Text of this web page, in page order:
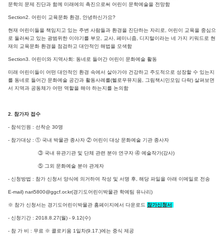
문학의 문제 진단과 함께 미래에의 촉진으로써 어린이 문학예술을 전망함
Section2. 어린이 교육문화 환경, 안녕하신가요?
현재 어린이들을 책임지고 있는 주변 사람들과 환경을 진단하는 자리로, 어린이 교육을 중심으
로 둘러싸고 있는 광범위한 이야기를 부모, 교사, 페미니즘, 디지털이라는 네 가지 키워드로 현
재의 교육문화 환경을 점검하고 대안적인 해법을 모색함
Section3. 어린이와 지역사회: 동네로 들어간 어린이 문화예술 활동
미래 어린이들이 어떤 대안적인 환경 속에서 살아가야 건강하고 주도적으로 성장할 수 있는지
를 동네로 들어간 문화예술 공간과 활동사례를(헬로우뮤지움, 그림책시민모임 다락) 살펴보면
서 지역과 공동체가 어떤 역할을 해야 하는지를 논의함
2. 참가자 접수
- 참석인원 : 선착순 30명
- 참가대상 : ① 국내 박물관 종사자 ② 어린이 대상 문화예술 기관 종사자
③ 국내 유관기관 및 단체 관련 분야 연구자 ④ 예술작가(강사)
⑤ 그외 문화예술 분야 관계자
- 신청방법 : 참가 신청서 양식에 의거하여 작성 및 서명 후, 해당 파일을 아래 이메일로 전송
E-mail) nari5800@ggcf.or.kr(경기도어린이박물관 학예팀 유나리)
※ 참가 신청서는 경기도어린이박물관 홈페이지에서 다운로드 참가신청서
- 신청기간 : 2018.8.27(월) - 9.12(수)
- 참 가 비 : 무료 ※ 콜로키움 1일차(9.17.)에는 중식 제공